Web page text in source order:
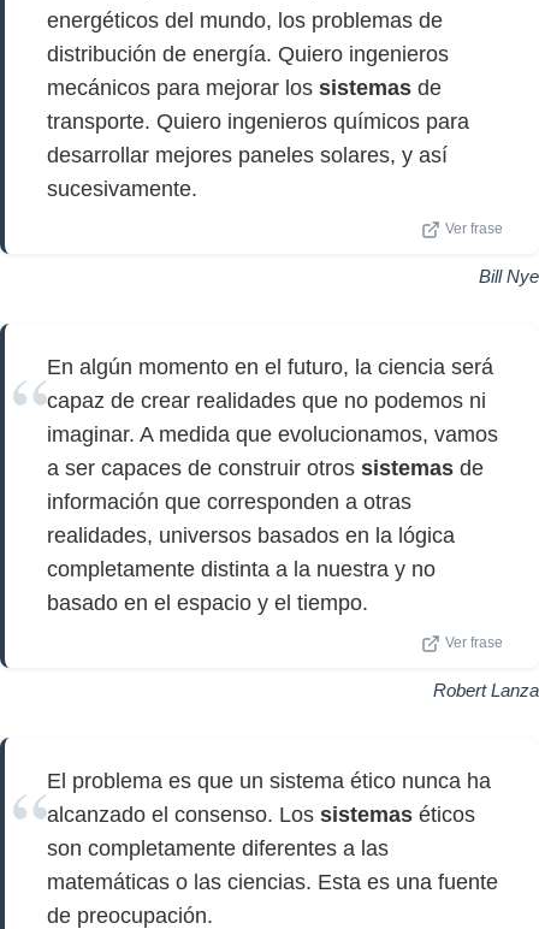
energéticos del mundo, los problemas de
distribución de energía. Quiero ingenieros
mecánicos para mejorar los sistemas de
transporte. Quiero ingenieros químicos para
desarrollar mejores paneles solares, y así
sucesivamente.
Ver frase
Bill Nye
En algún momento en el futuro, la ciencia será
capaz de crear realidades que no podemos ni
imaginar. A medida que evolucionamos, vamos
a ser capaces de construir otros sistemas de
información que corresponden a otras
realidades, universos basados ​​en la lógica
completamente distinta a la nuestra y no
basado en el espacio y el tiempo.
Ver frase
Robert Lanza
El problema es que un sistema ético nunca ha
alcanzado el consenso. Los sistemas éticos
son completamente diferentes a las
matemáticas o las ciencias. Esta es una fuente
de preocupación.